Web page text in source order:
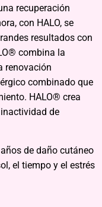
recuperación
con HALO, se
resultados con
combina la
renovación
combinado que
HALO® crea
de
de daño cutáneo
el tiempo y el estrés